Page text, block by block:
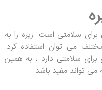
برای سلامتی است. زیره را به
می توان استفاده کرد.
سلامتی دارد ، به همین
می تواند مفید باشد.